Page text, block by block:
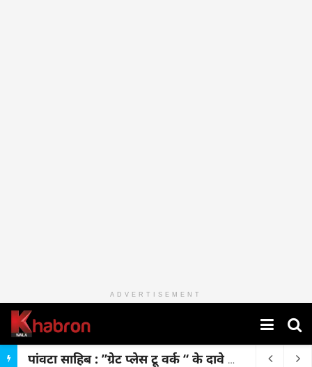
ADVERTISEMENT
पांवटा साहिब : ”ग्रेट प्लेस टू वर्क “ के दावे वाली तिरुपति कंपनी में मजदूर की मौत , प्रबंधकों के खिलाफ मामला दर्ज